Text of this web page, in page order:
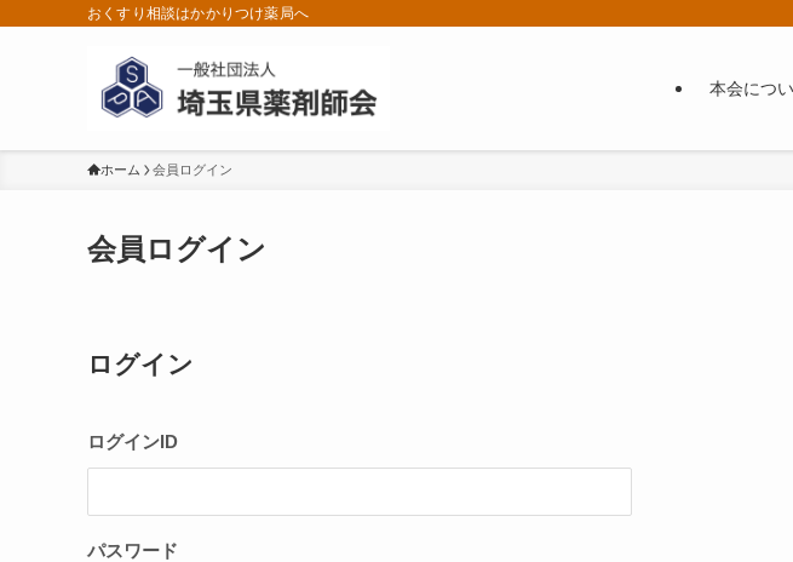
おくすり相談はかかりつけ薬局へ
本会につ
ホーム 会員ログイン
会員ログイン
ログイン
ログインID
パスワード